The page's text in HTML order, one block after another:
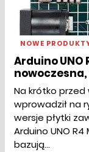
NOWE
Arduino UNO
nowoczesna,
Na krótko przed
wprowadził na
wersje płytki
Arduino UNO R4
bazują...